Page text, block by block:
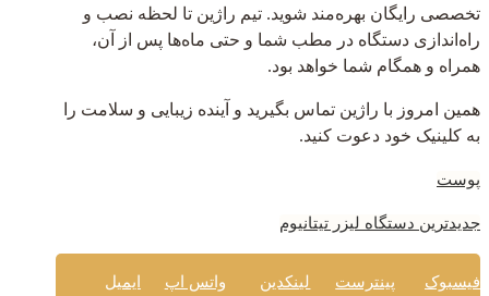
تخصصی رایگان بهره‌مند شوید. تیم راژین تا لحظه نصب و
راه‌اندازی دستگاه در مطب شما و حتی ماه‌ها پس از آن،
همراه و همگام شما خواهد بود.
همین امروز با راژین تماس بگیرید و آینده زیبایی و سلامت را
به کلینیک خود دعوت کنید.
پوست
جدیدترین دستگاه لیزر تیتانیوم
فیسبوک پینترست لینکدین واتس اپ ایمیل